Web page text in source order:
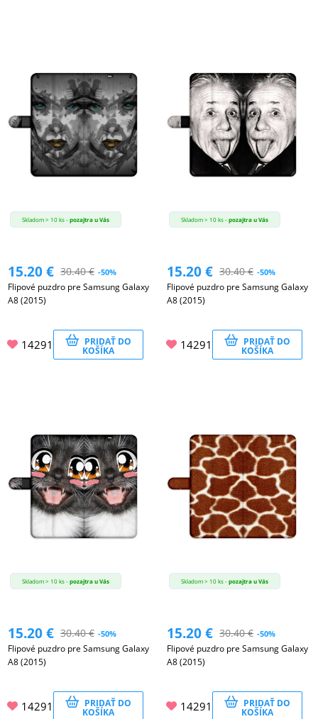
Skladom > 10 ks -pozajtra u Vás
15.20€ 30.40€ -50%
Flipové puzdro pre Samsung Galaxy
A8 (2015)
14291 PRIDAŤ DO
KOŠÍKA
Skladom > 10 ks -pozajtra u Vás
15.20€ 30.40€ -50%
Flipové puzdro pre Samsung Galaxy
A8 (2015)
14291 PRIDAŤ DO
KOŠÍKA
Skladom > 10 ks -pozajtra u Vás
15.20€ 30.40€ -50%
Flipové puzdro pre Samsung Galaxy
A8 (2015)
14291 PRIDAŤ DO
KOŠÍKA
Skladom > 10 ks -pozajtra u Vás
15.20€ 30.40€ -50%
Flipové puzdro pre Samsung Galaxy
A8 (2015)
14291 PRIDAŤ DO
KOŠÍKA